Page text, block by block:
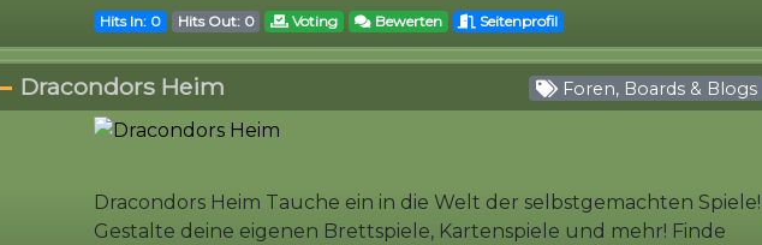
Hits In: 0 Hits Out: 0 Voting Bewerten Seitenprofil
Dracondors Heim Foren, Boards & Blogs
Dracondors Heim Tauche ein in die Welt der selbstgemachten Spiele!
Gestalte deine eigenen Brettspiele, Kartenspiele und mehr! Finde